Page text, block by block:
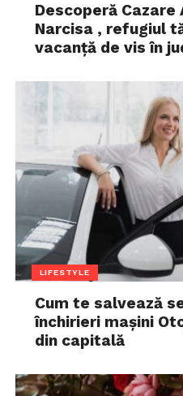
Descoperă Cazare
Narcisa , refugiul
vacanță de vis în
LIFESTYLE
Cum te salvează
închirieri mașini
din capitală